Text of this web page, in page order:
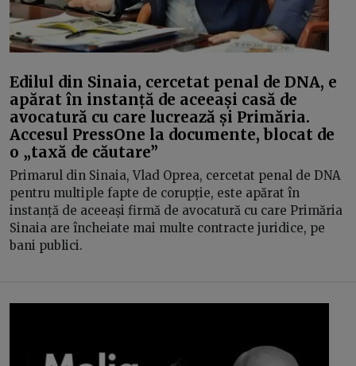
Edilul din Sinaia, cercetat penal de DNA, e
apărat în instanță de aceeași casă de
avocatură cu care lucrează și Primăria.
Accesul PressOne la documente, blocat de
o „taxă de căutare”
Primarul din Sinaia, Vlad Oprea, cercetat penal de DNA
pentru multiple fapte de corupție, este apărat în
instanță de aceeași firmă de avocatură cu care Primăria
Sinaia are încheiate mai multe contracte juridice, pe
bani publici.